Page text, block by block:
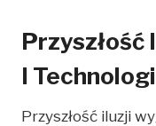
Przyszłość
I
Przyszłość iluzji